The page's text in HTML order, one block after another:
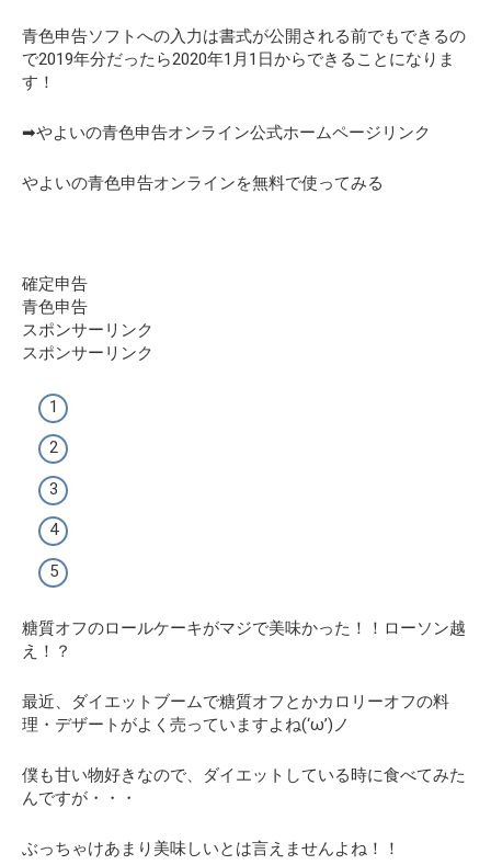
青色申告ソフトへの入力は書式が公開される前でもできるの
で2019年分だったら2020年1月1日からできることになりま
す！
➡やよいの青色申告オンライン公式ホームページリンク
やよいの青色申告オンラインを無料で使ってみる
確定申告
青色申告
スポンサーリンク
スポンサーリンク
糖質オフのロールケーキがマジで美味かった！！ローソン越
え！？
最近、ダイエットブームで糖質オフとかカロリーオフの料
理・デザートがよく売っていますよね(‘ω’)ノ
僕も甘い物好きなので、ダイエットしている時に食べてみた
んですが・・・
ぶっちゃけあまり美味しいとは言えませんよね！！